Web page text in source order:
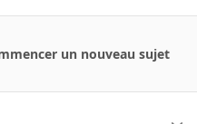
un nouveau sujet